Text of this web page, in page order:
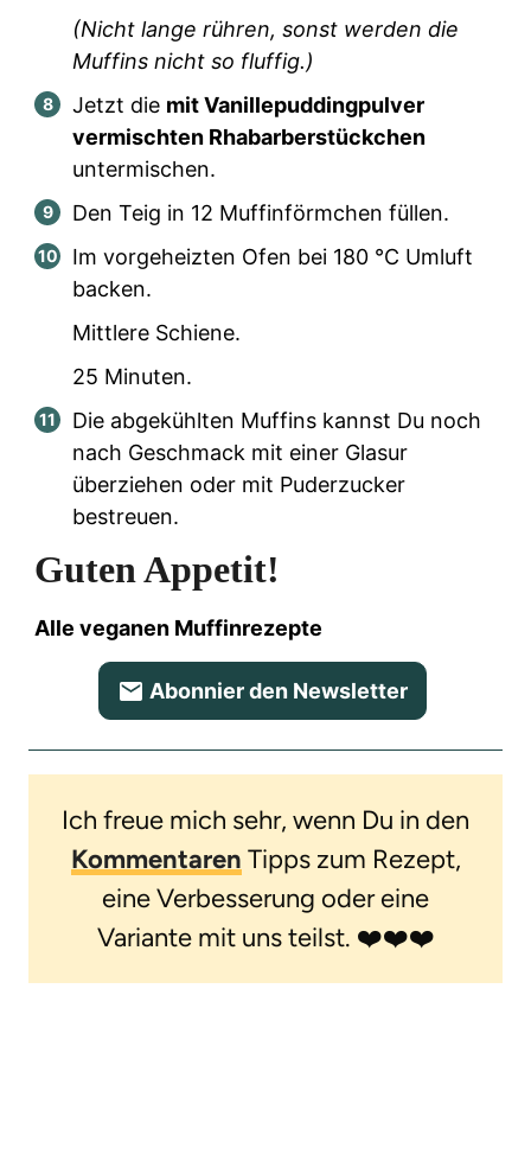
(Nicht lange rühren, sonst werden die
Muffins nicht so fluffig.)
Jetzt die mit Vanillepuddingpulver
vermischten Rhabarberstückchen
untermischen.
Den Teig in 12 Muffinförmchen füllen.
Im vorgeheizten Ofen bei 180 °C Umluft
backen.
Mittlere Schiene.
25 Minuten.
Die abgekühlten Muffins kannst Du noch
nach Geschmack mit einer Glasur
überziehen oder mit Puderzucker
bestreuen.
Guten Appetit!
Alle veganen Muffinrezepte
Abonnier den Newsletter
Ich freue mich sehr, wenn Du in den
Kommentaren Tipps zum Rezept,
eine Verbesserung oder eine
Variante mit uns teilst. ❤️❤️❤️